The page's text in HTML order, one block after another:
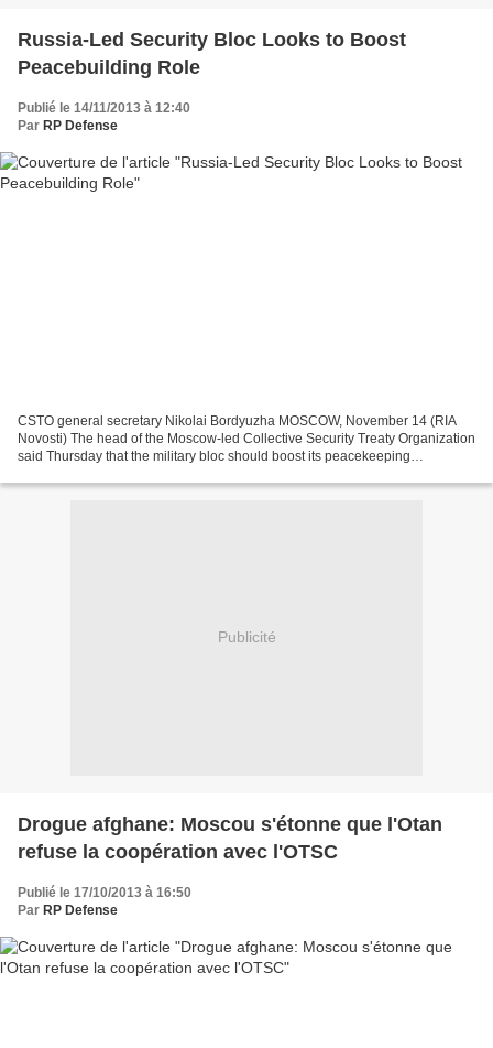
Russia-Led Security Bloc Looks to Boost
Peacebuilding Role
Publié le 14/11/2013 à 12:40
Par RP Defense
CSTO general secretary Nikolai Bordyuzha MOSCOW, November 14 (RIA
Novosti) The head of the Moscow-led Collective Security Treaty Organization
said Thursday that the military bloc should boost its peacekeeping
Publicité
Drogue afghane: Moscou s'étonne que l'Otan
refuse la coopération avec l'OTSC
Publié le 17/10/2013 à 16:50
Par RP Defense